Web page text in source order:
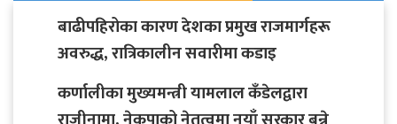
बाढीपहिरोका कारण देशका प्रमुख राजमार्गहरू
अवरुद्ध, रात्रिकालीन सवारीमा कडाइ
कर्णालीका मुख्यमन्त्री यामलाल कँडेलद्वारा